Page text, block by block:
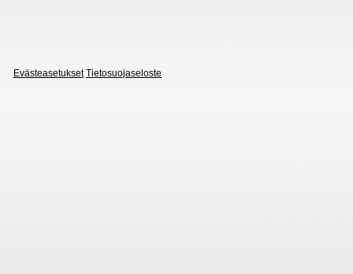
Evästeasetukset Tietosuojaseloste